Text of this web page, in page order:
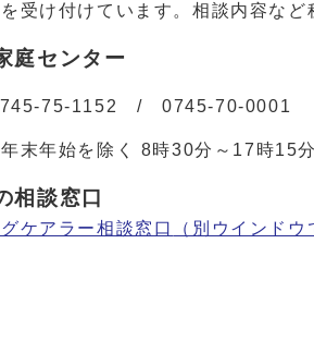
受け付けています。相談内容な
庭センター
75-1152 / 0745-70-0001
年末年始を除く 8時30分～17時15分
相談窓口
ケアラー相談窓口 （別ウインドウ